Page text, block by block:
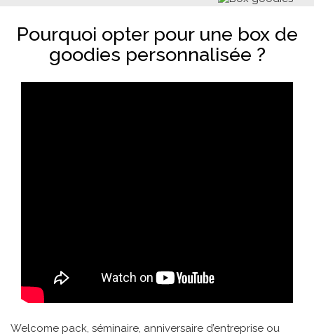
Pourquoi opter pour une box de
goodies personnalisée ?
Welcome pack, séminaire, anniversaire d’entreprise ou